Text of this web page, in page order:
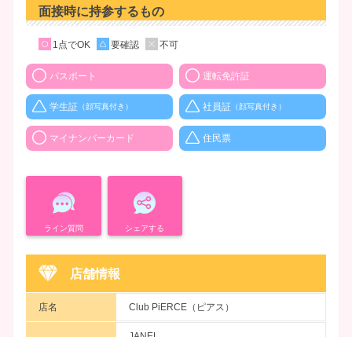
面接時に持参するもの
1点でOK 要確認 不可
パスポート 運転免許証
学生証 （顔写真付き） 社員証 （顔写真付き）
マイナンバーカード 住民票
ライン質問 シェアする
店舗情報
店名 Club PiERCE（ピアス）